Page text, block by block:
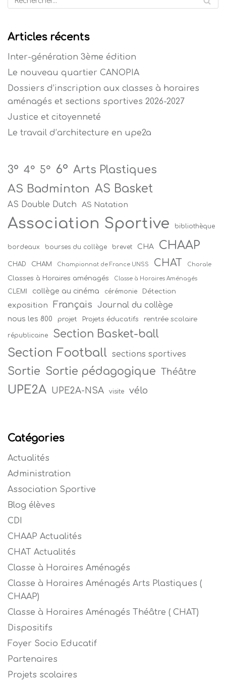
Articles récents
Inter-génération 3ème édition
Le nouveau quartier CANOPIA
Dossiers d’inscription aux classes à horaires
aménagés et sections sportives 2026-2027
Justice et citoyenneté
Le travail d’architecture en upe2a
3° 4° 5° 6° Arts Plastiques
AS Badminton AS Basket
AS Double Dutch AS Natation
Association Sportive bibliothèque
bordeaux bourses du collège brevet CHA CHAAP
CHAD CHAM Championnat de France UNSS CHAT Chorale
Classes à Horaires aménagés Classe à Horaires Aménagés
CLEMI collège au cinéma cérémonie Détection
exposition Français Journal du collège
nous les 800 projet Projets éducatifs rentrée scolaire
républicaine Section Basket-ball
Section Football sections sportives
Sortie Sortie pédagogique Théâtre
UPE2A UPE2A-NSA visite vélo
Catégories
Actualités
Administration
Association Sportive
Blog élèves
CDI
CHAAP Actualités
CHAT Actualités
Classe à Horaires Aménagés
Classe à Horaires Aménagés Arts Plastiques (
CHAAP)
Classe à Horaires Aménagés Théâtre ( CHAT)
Dispositifs
Foyer Socio Educatif
Partenaires
Projets scolaires